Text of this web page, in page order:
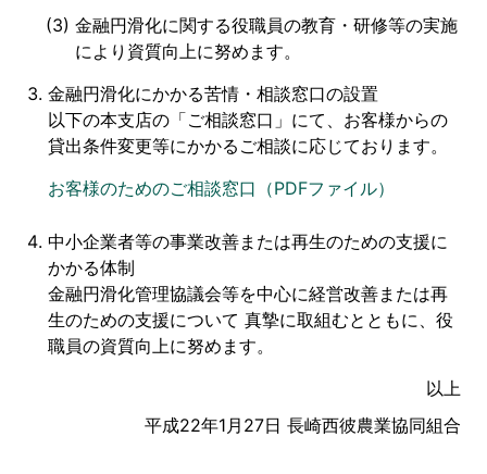
金融円滑化に関する役職員の教育・研修等の実施
により資質向上に努めます。
金融円滑化にかかる苦情・相談窓口の設置
以下の本支店の「ご相談窓口」にて、お客様からの
貸出条件変更等にかかるご相談に応じております。
お客様のためのご相談窓口（PDFファイル）
中小企業者等の事業改善または再生のための支援に
かかる体制
金融円滑化管理協議会等を中心に経営改善または再
生のための支援について 真摯に取組むとともに、役
職員の資質向上に努めます。
以上
平成22年1月27日 長崎西彼農業協同組合